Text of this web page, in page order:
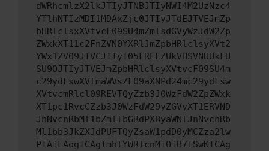
dWRhcmlzX2lkJTIyJTNBJTIyNWI4M2UzNzc4
YTlhNTIzMDI1MDAxZjc0JTIyJTdEJTVEJmZp
bHRlclsxXVtvcF09SU4mZmlsdGVyWzJdW2Zp
ZWxkXT11c2FnZVN0YXRlJmZpbHRlclsyXVt2
YWx1ZV09JTVCJTIyT05FREFZUkVHSVNUUkFU
SU9OJTIyJTVEJmZpbHRlclsyXVtvcF09SU4m
c29ydFswXVtmaWVsZF09aXNPd24mc29ydFsw
XVtvcmRlcl09REVTQyZzb3J0WzFdW2ZpZWxk
XT1pc1RvcCZzb3J0WzFdW29yZGVyXT1ERVND
JnNvcnRbMl1bZmllbGRdPXByaWNlJnNvcnRb
Ml1bb3JkZXJdPUFTQyZsaW1pdD0yMCZza2lw
PTAiLAogICAgImhlYWRlcnMiOiB7fSwKICAg